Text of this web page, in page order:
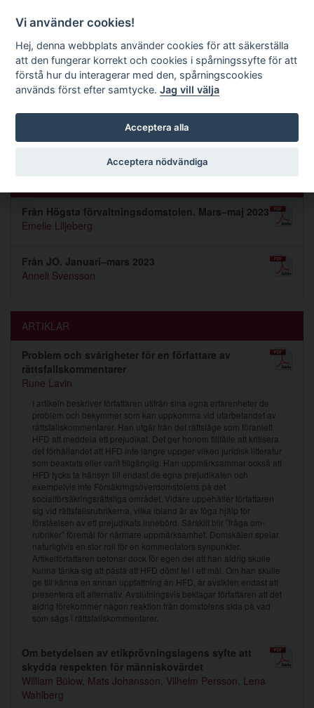
Förvaltningsrättslig tidskrift
Sök
Nummer 2023 3
Från Högsta förvaltningsdomstolen. Mars–maj 2023
Emelie Liljeberg
Från JO. Januari–mars 2023
Anneli Svensson
ARTIKLAR
Problem och svårigheter för en författare av
rättsfallskommentarer
Rune Lavin
I artikeln beskriver författaren utifrån sina egna erfarenheter de
problem och bekymmer som kan uppkomma vid utarbetandet av
rättsfallskommentarer. Han utgår från det rättsläge som föranlett
HFD att meddela ett prejudikat. Det ger honom tillfälle att kritisera
det förhållandet att HFD inte längre uppger vilken juridisk litteratur
som beaktats eller varit tillgänglig. Han uppmärksammar också att
HFD tycks ta hänsyn till endast de egna prejudikaten och
exempelvis inte Försäkringsöverdomstolens på det
socialförsäkringsrättsliga området. Vidare uppehåller författaren
sig vid rättsfallsrubrikerna, vilka ibland är av föga hjälp för
förståelsen av ett prejudikats innebörd. Särskilt blir ”fråga om-
rubriker” föremål för närmare uppmärksamhet. Domskälen spelar
naturligtvis en stor roll för en kommentators synpunkter.
Artikelförfattaren betonar dock för egen del att han aldrig skulle
kunna tänka sig att påstå att HFD dömt fel i ett mål. Om han skulle
ge till känna en annan uppfattning än HFD, är avsikten endast att
presentera ett alternativ. Avslutningsvis beklagar författaren att det
aldrig förekommer någon reaktion från domstolens sida på vad
som sägs i rättsfallskommentarer.
Om betydelsen av etikprövningslagens syfte att
skydda respekten för människovärdet
William Bülow, Mats Johansson, Vilhelm Persson, Lena
Wahlberg
Vi använder cookies!
Hej, denna webbplats använder cookies för att säkerställa
att den fungerar korrekt och cookies i spårningssyfte för att
förstå hur du interagerar med den, spårningscookies
används först efter samtycke.Jag vill välja
Acceptera alla
Acceptera nödvändiga